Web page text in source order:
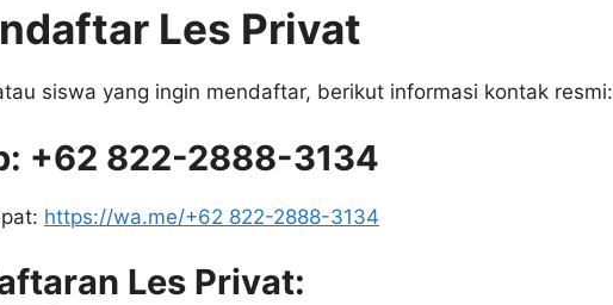
Les Privat
siswa yang ingin mendaftar, berikut informasi kontak resmi:
+62 822-2888-3134
https://wa.me/+62 822-2888-3134
Les Privat: